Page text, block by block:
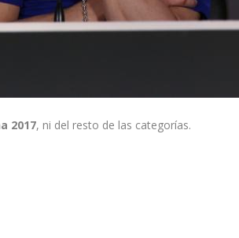
2017, ni del resto de las categorías.